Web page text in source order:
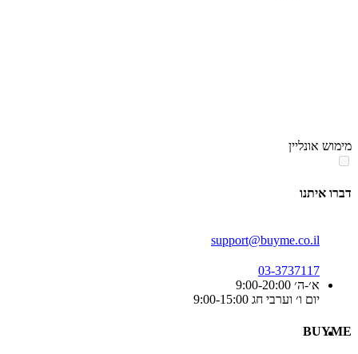
מימוש אונליין
דברו איתנו
support@buyme.co.il
03-3737117
א׳-ה׳ 9:00-20:00
יום ו׳ וערבי חג 9:00-15:00
BUYME